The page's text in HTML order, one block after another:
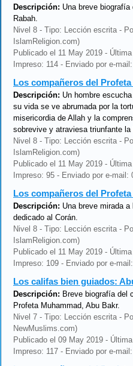
Descripción: Una breve
Rabah.
Nivel 8 - Tipo: Lección escrita -
IslamReligion.com)
Publicado el 11 May 2019 -
Impreso: 114 - Enviado por e-
Los compañeros del
Descripción: Un hombre
su vida se ve abrumada por la
misericordia de Allah y la
sobrevive y atraviesa triunfante
Nivel 8 - Tipo: Lección escrita -
IslamReligion.com)
Publicado el 11 May 2019 -
Impreso: 95 - Enviado por e-
Los compañeros del
Descripción: Una breve mirada
dedicado al Corán.
Nivel 8 - Tipo: Lección escrita -
IslamReligion.com)
Publicado el 11 May 2019 -
Impreso: 109 - Enviado por e-
Los califas bien guiados:
Descripción: Breve biografía del
Profeta Muhammad, Abu Bakr.
Nivel 7 - Tipo: Lección escrita -
NewMuslims.com)
Publicado el 09 May 2019 -
Impreso: 117 - Enviado por e-